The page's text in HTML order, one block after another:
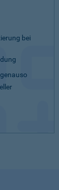
bei
genauso